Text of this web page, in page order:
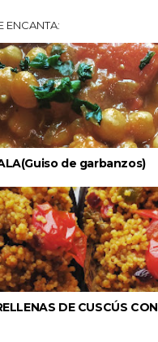
ENCANTA:
de garbanzos)
DE CUSCÚS CON